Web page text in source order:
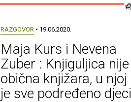
RAZGOVOR • 19.06.2020.
Maja Kurs i Nevena
Zuber : Knjiguljica nije
obična knjižara, u njoj
je sve podređeno djeci